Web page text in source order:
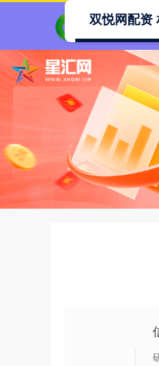
双悦网配资